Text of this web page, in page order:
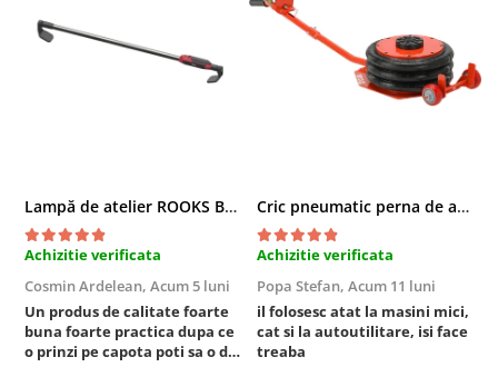
Truse si Accesorii 3/4
Truse si Accesorii 3/8
Truse de adaptoare
Truse de biti de impact
Tubulare de impact 1"
Tubulare de impact 1/2
Tubulare de impact 3/4
Tubulare 1/2
Lampă de atelier ROOKS B2 HYBRID pentru capotă, 2000 lumeni, 5000 mAh
Achizitie verificata
Cosmin Ardelean, Acum 5 luni
Un produs de calitate foarte
buna foarte practica dupa ce
o prinzi pe capota poti sa o dai
Cric pneumatic perna de aer cu inaltator 6T
Achizitie verificata
Popa Stefan, Acum 11 luni
il folosesc atat la masini mici,
cat si la autoutilitare, isi face
treaba